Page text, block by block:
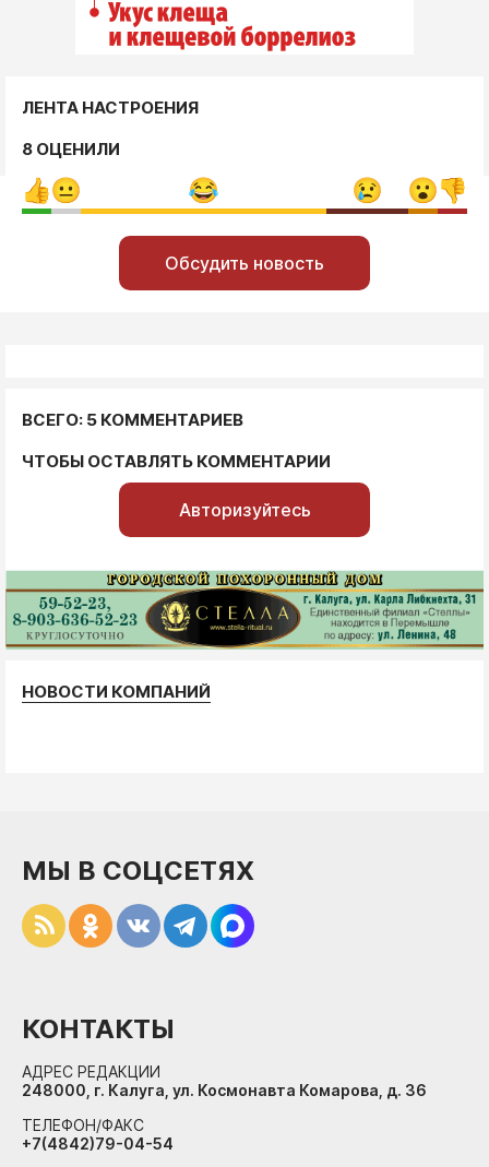
ЛЕНТА НАСТРОЕНИЯ
8 ОЦЕНИЛИ
Обсудить новость
ВСЕГО: 5 КОММЕНТАРИЕВ
ЧТОБЫ ОСТАВЛЯТЬ КОММЕНТАРИИ
Авторизуйтесь
НОВОСТИ КОМПАНИЙ
МЫ В СОЦСЕТЯХ
КОНТАКТЫ
АДРЕС РЕДАКЦИИ
248000, г. Калуга, ул. Космонавта Комарова, д. 36
ТЕЛЕФОН/ФАКС
+7(4842)79-04-54